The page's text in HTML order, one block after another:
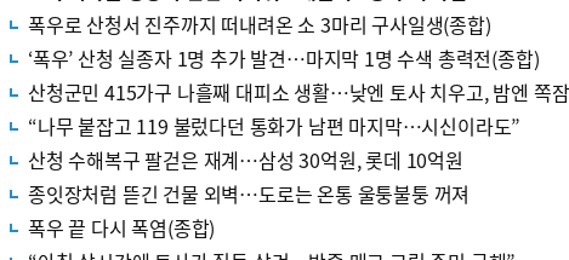
폭우로 산청서 진주까지 떠내려온 소 3마리 구사일생(종합)
‘폭우’ 산청 실종자 1명 추가 발견…마지막 1명 수색 총력전(종합)
산청군민 415가구 나흘째 대피소 생활…낮엔 토사 치우고, 밤엔 쪽잠
“나무 붙잡고 119 불렀다던 통화가 남편 마지막…시신이라도”
산청 수해복구 팔걷은 재계…삼성 30억원, 롯데 10억원
종잇장처럼 뜯긴 건물 외벽…도로는 온통 울퉁불퉁 꺼져
폭우 끝 다시 폭염(종합)